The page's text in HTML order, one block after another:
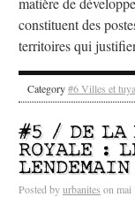
constituent des
territoires qui
Category#6 Villes et
#5 / DE LA
ROYALE :
Posted byurbanites on mai